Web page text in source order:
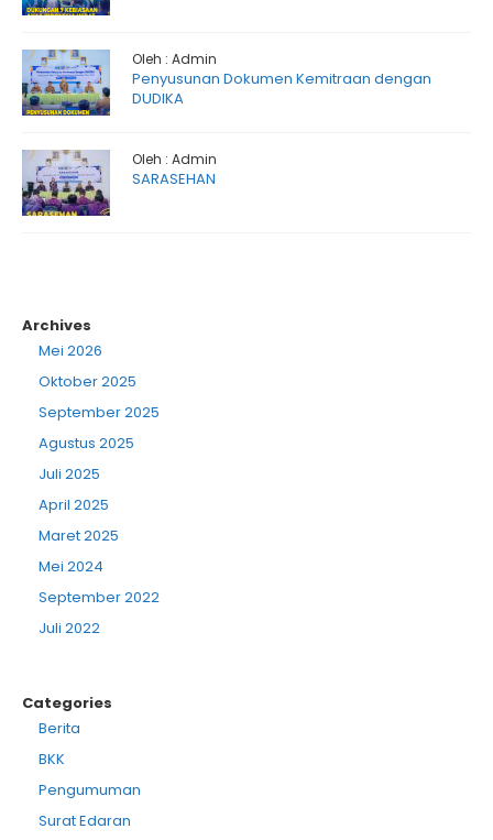
Oleh : Admin
Penyusunan Dokumen Kemitraan dengan
DUDIKA
Oleh : Admin
SARASEHAN
Archives
Mei 2026
Oktober 2025
September 2025
Agustus 2025
Juli 2025
April 2025
Maret 2025
Mei 2024
September 2022
Juli 2022
Categories
Berita
BKK
Pengumuman
Surat Edaran